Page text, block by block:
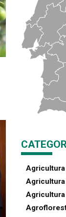
Agricultura